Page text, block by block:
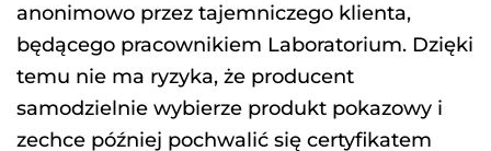
anonimowo przez tajemniczego klienta,
będącego pracownikiem Laboratorium. Dzięki
temu nie ma ryzyka, że producent
samodzielnie wybierze produkt pokazowy i
zechce później pochwalić się certyfikatem